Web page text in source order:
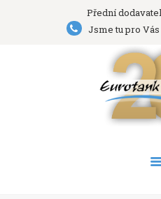
Přední
Jsme tu pro Vás
Eurotank
Přední
HOME
NÁDRŽE
PRONÁJEM